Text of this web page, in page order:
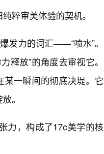
粹审美体验的契机。
发力的词汇——“喷水”。
释放”的角度去审视它。
某一瞬间的彻底决堤。它
。
力，构成了17c美学的核